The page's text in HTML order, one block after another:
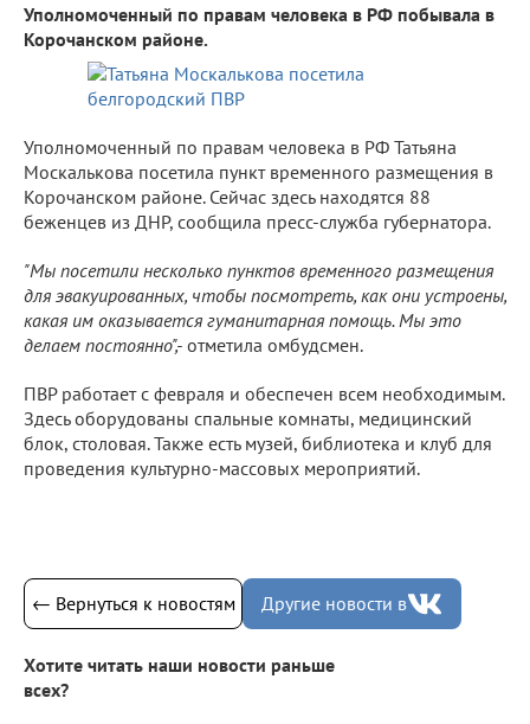
Уполномоченный по правам человека в РФ побывала в
Корочанском районе.
Уполномоченный по правам человека в РФ Татьяна
Москалькова посетила пункт временного размещения в
Корочанском районе. Сейчас здесь находятся 88
беженцев из ДНР, сообщила пресс-служба губернатора.
"Мы посетили несколько пунктов временного размещения
для эвакуированных, чтобы посмотреть, как они устроены,
какая им оказывается гуманитарная помощь. Мы это
делаем постоянно",- отметила омбудсмен.
ПВР работает с февраля и обеспечен всем необходимым.
Здесь оборудованы спальные комнаты, медицинский
блок, столовая. Также есть музей, библиотека и клуб для
проведения культурно-массовых мероприятий.
← Вернуться к новостям Другие новости в
Хотите читать наши новости раньше
всех?